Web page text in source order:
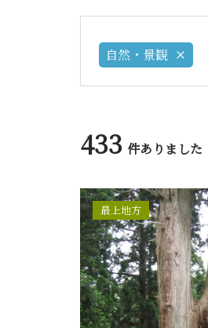
自然・景観
433 件ありました
最上地方